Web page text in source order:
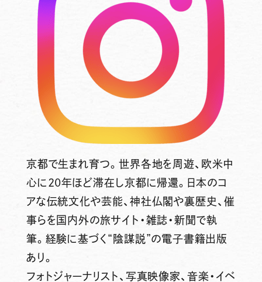
京都で生まれ育つ。世界各地を周遊、欧米中
心に20年ほど滞在し京都に帰還。日本のコ
アな伝統文化や芸能、神社仏閣や裏歴史、催
事らを国内外の旅サイト・雑誌・新聞で執
筆。経験に基づく“陰謀説”の電子書籍出版
あり。
フォトジャーナリスト、写真映像家、音楽・イベ